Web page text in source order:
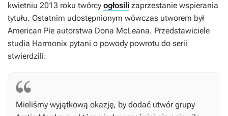
kwietniu 2013 roku twórcy ogłosili zaprzestanie wspierania
tytułu. Ostatnim udostępnionym wówczas utworem był
American Pie autorstwa Dona McLeana. Przedstawiciele
studia Harmonix pytani o powody powrotu do serii
stwierdzili:
Mieliśmy wyjątkową okazję, by dodać utwór grupy